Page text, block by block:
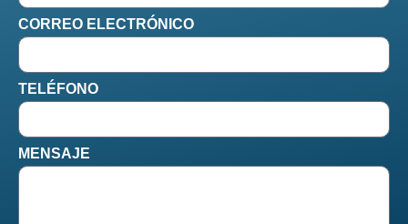
CORREO ELECTRÓNICO
TELÉFONO
MENSAJE